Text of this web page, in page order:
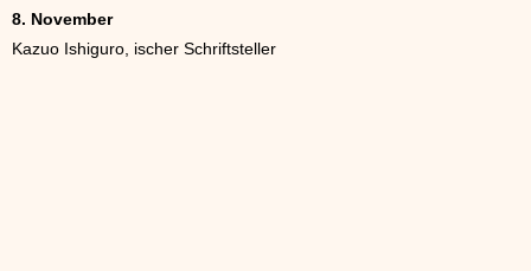
8. November
Kazuo Ishiguro, ischer Schriftsteller